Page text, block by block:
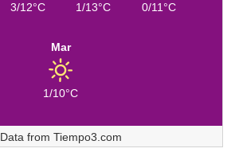
3/12°C 1/13°C 0/11°C
Mar
1/10°C
Data from Tiempo3.com